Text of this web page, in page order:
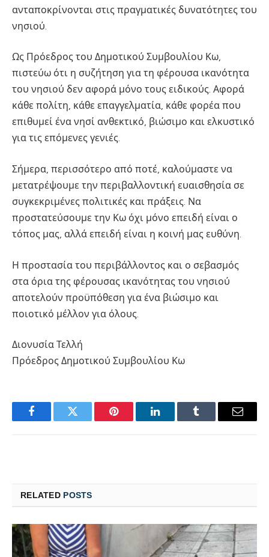
ανταποκρίνονται στις πραγματικές δυνατότητες του
νησιού.
Ως Πρόεδρος του Δημοτικού Συμβουλίου Κω,
πιστεύω ότι η συζήτηση για τη φέρουσα ικανότητα
του νησιού δεν αφορά μόνο τους ειδικούς. Αφορά
κάθε πολίτη, κάθε επαγγελματία, κάθε φορέα που
επιθυμεί ένα νησί ανθεκτικό, βιώσιμο και ελκυστικό
για τις επόμενες γενιές.
Σήμερα, περισσότερο από ποτέ, καλούμαστε να
μετατρέψουμε την περιβαλλοντική ευαισθησία σε
συγκεκριμένες πολιτικές και πράξεις. Να
προστατεύσουμε την Κω όχι μόνο επειδή είναι ο
τόπος μας, αλλά επειδή είναι η κοινή μας ευθύνη.
Η προστασία του περιβάλλοντος και ο σεβασμός
στα όρια της φέρουσας ικανότητας του νησιού
αποτελούν προϋπόθεση για ένα βιώσιμο και
ποιοτικό μέλλον για όλους.
Διονυσία Τελλή
Πρόεδρος Δημοτικού Συμβουλίου Κω
FacebookTwitter Pinterest LinkedInTumblr Email
RELATED POSTS